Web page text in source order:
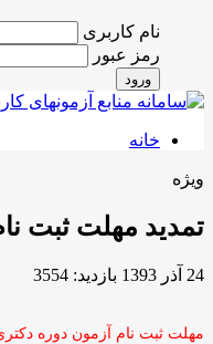
نام کاربری
رمز عبور
ورود
خانه
ویژه
تمديد مهلت ثبت
24 آذر 1393 بازدید: 3554